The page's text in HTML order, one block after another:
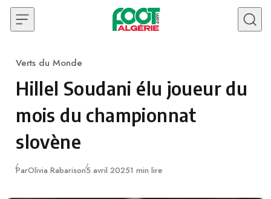
Skip to content
Category
Verts du Monde
Hillel Soudani élu joueur du
mois du championnat
slovène
ParOlivia RabarisonPublié
5 avril 20251 min lire